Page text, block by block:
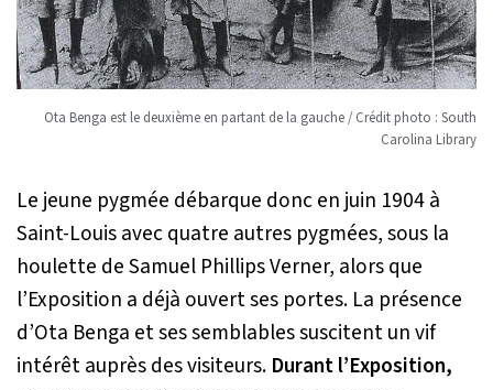
Ota Benga est le deuxième en partant de la gauche / Crédit photo : South
Carolina Library
Le jeune pygmée débarque donc en juin 1904 à
Saint-Louis avec quatre autres pygmées, sous la
houlette de Samuel Phillips Verner, alors que
l’Exposition a déjà ouvert ses portes. La présence
d’Ota Benga et ses semblables suscitent un vif
intérêt auprès des visiteurs. Durant l’Exposition,